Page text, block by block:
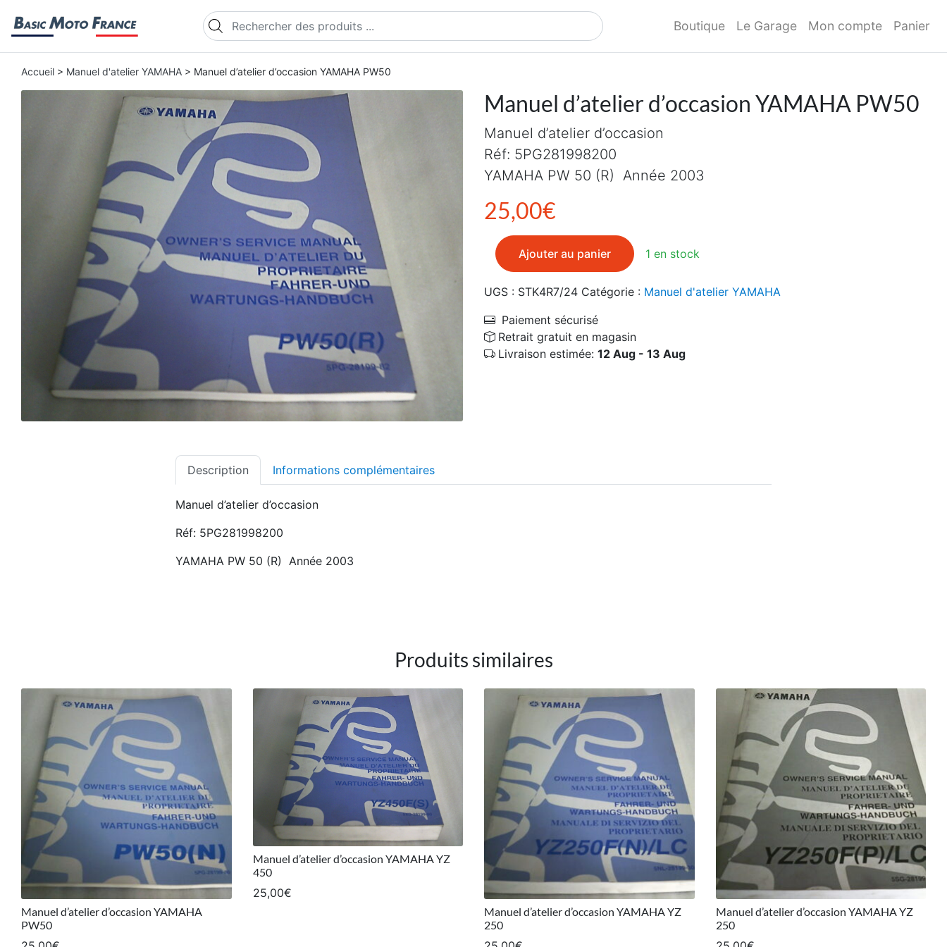
Recherche de produits Boutique Le Garage Mon compte Panier
Accueil > Manuel d'atelier YAMAHA > Manuel d’atelier d’occasion YAMAHA PW50
Manuel d’atelier d’occasion YAMAHA PW50
25,00€
Manuel d’atelier d’occasion
Réf: 5PG281998200
YAMAHA PW 50 (R) Année 2003
1 en stock
quantité de Manuel d'atelier d'occasion YAMAHA PW50
Ajouter au panier
UGS : STK4R7/24 Catégorie : Manuel d'atelier YAMAHA
Paiement sécurisé
Retrait gratuit en magasin
Livraison estimée: 12 Aug - 13 Aug
Description Informations complémentaires
Manuel d’atelier d’occasion
Réf: 5PG281998200
YAMAHA PW 50 (R) Année 2003
Produits similaires
Manuel d’atelier d’occasion YAMAHA
PW50
Manuel d’atelier d’occasion YAMAHA YZ
450
25,00€
Manuel d’atelier d’occasion YAMAHA YZ
250
Manuel d’atelier d’occasion YAMAHA YZ
250